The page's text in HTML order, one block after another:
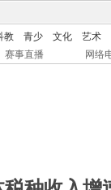
教 青少 文化
艺术
赛事直播 网络